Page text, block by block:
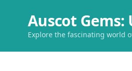
Auscot
Explore the fascinating world